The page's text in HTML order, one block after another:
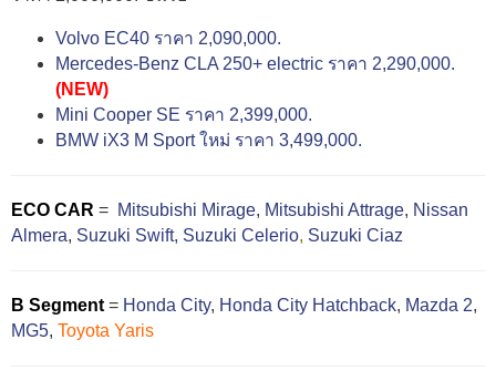
Volvo EC40 ราคา 2,090,000.
Mercedes-Benz CLA 250+ electric ราคา 2,290,000.
(NEW)
Mini Cooper SE ราคา 2,399,000.
BMW iX3 M Sport ใหม่ ราคา 3,499,000.
ECO CAR = Mitsubishi Mirage, Mitsubishi Attrage, Nissan
Almera, Suzuki Swift, Suzuki Celerio, Suzuki Ciaz
B Segment = Honda City, Honda City Hatchback, Mazda 2,
MG5, Toyota Yaris